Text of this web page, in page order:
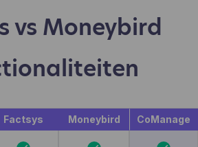
vs Moneybird
Factsys Moneybird
CoManage